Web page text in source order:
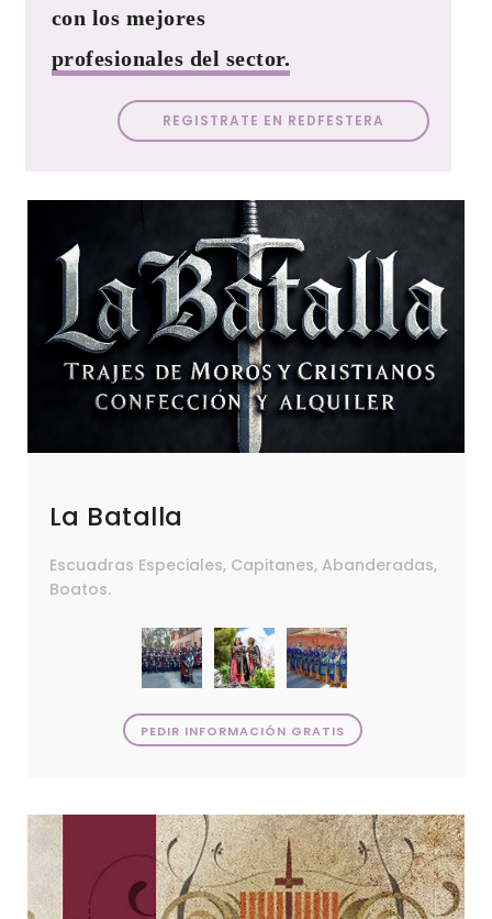
con los mejores
profesionales del sector.
REGISTRATE EN REDFESTERA
La Batalla
Escuadras Especiales, Capitanes, Abanderadas,
Boatos.
PEDIR INFORMACIÓN GRATIS